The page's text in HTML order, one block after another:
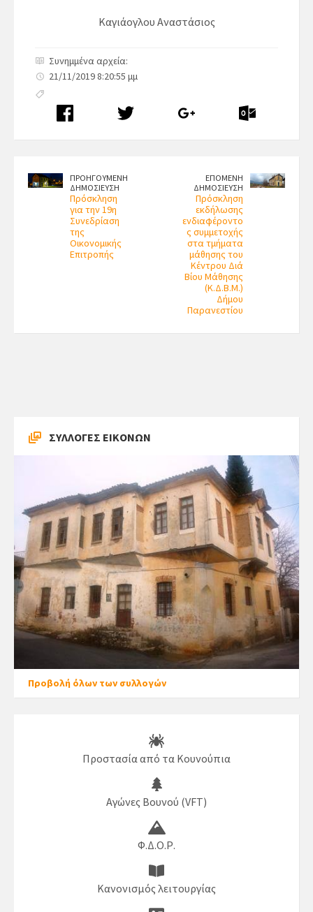
Καγιάογλου Αναστάσιος
Συνημμένα αρχεία:
21/11/2019 8:20:55 μμ
ΠΡΟΗΓΟΥΜΕΝΗ
ΔΗΜΟΣΙΕΥΣΗ
Πρόσκληση
για την 19η
Συνεδρίαση
της
Οικονομικής
Επιτροπής
ΕΠΟΜΕΝΗ
ΔΗΜΟΣΙΕΥΣΗ
Πρόσκληση
εκδήλωσης
ενδιαφέροντο
ς συμμετοχής
στα τμήματα
μάθησης του
Κέντρου Διά
Βίου Μάθησης
(Κ.Δ.Β.Μ.)
Δήμου
Παρανεστίου
ΣΥΛΛΟΓΕΣ ΕΙΚΟΝΩΝ
Προβολή όλων των συλλογών
Προστασία από τα Κουνούπια
Αγώνες Βουνού (VFT)
Φ.Δ.Ο.Ρ.
Κανονισμός λειτουργίας